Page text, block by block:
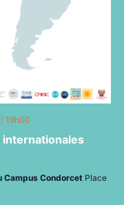
internationales
19h00
Campus Condorcet Place